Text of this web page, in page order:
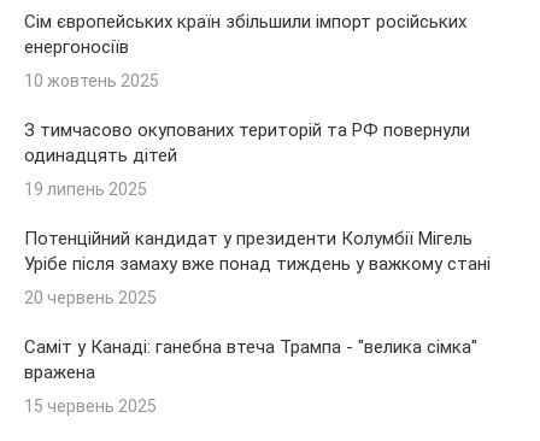
Сім європейських країн збільшили імпорт російських
енергоносіїв
10 жовтень 2025
З тимчасово окупованих територій та РФ повернули
одинадцять дітей
19 липень 2025
Потенційний кандидат у президенти Колумбії Мігель
Урібе після замаху вже понад тиждень у важкому стані
20 червень 2025
Саміт у Канаді: ганебна втеча Трампа - "велика сімка"
вражена
15 червень 2025